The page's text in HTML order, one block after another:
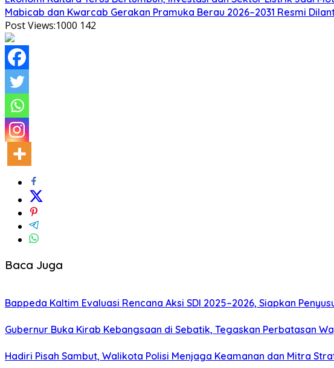
Mabicab dan Kwarcab Gerakan Pramuka Berau 2026–2031 Resmi
Post Views:1000 142
Baca Juga
Bappeda Kaltim Evaluasi Rencana Aksi SDI 2025–2026, Siapkan
Gubernur Buka Kirab Kebangsaan di Sebatik, Tegaskan Perbatasan
Hadiri Pisah Sambut, Walikota Polisi Menjaga Keamanan dan Mitra